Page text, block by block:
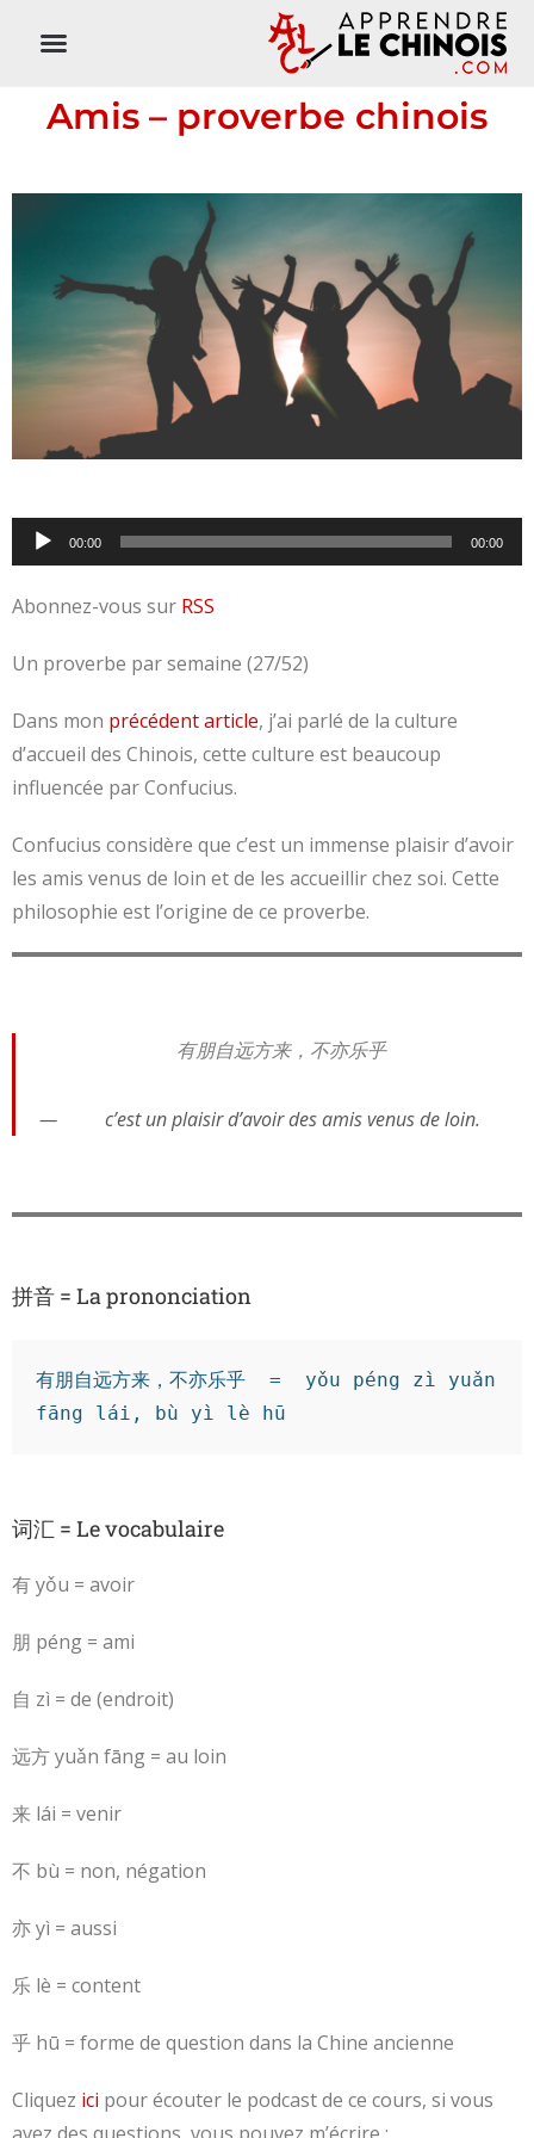
Amis – proverbe chinois
Lecteur
audio
00:00 00:00
Abonnez-vous sur RSS
Un proverbe par semaine (27/52)
Dans mon précédent article, j’ai parlé de la culture
d’accueil des Chinois, cette culture est beaucoup
influencée par Confucius.
Confucius considère que c’est un immense plaisir d’avoir
les amis venus de loin et de les accueillir chez soi. Cette
philosophie est l’origine de ce proverbe.
有朋自远方来，不亦乐乎
c’est un plaisir d’avoir des amis venus de loin.
拼音 = La prononciation
有朋自远方来，不亦乐乎  =  yǒu péng zì yuǎn
fāng lái, bù yì lè hū
词汇 = Le vocabulaire
有 yǒu = avoir
朋 péng = ami
自 zì = de (endroit)
远方 yuǎn fāng = au loin
来 lái = venir
不 bù = non, négation
亦 yì = aussi
乐 lè = content
乎 hū = forme de question dans la Chine ancienne
Cliquez ici pour écouter le podcast de ce cours, si vous
avez des questions, vous pouvez m’écrire :